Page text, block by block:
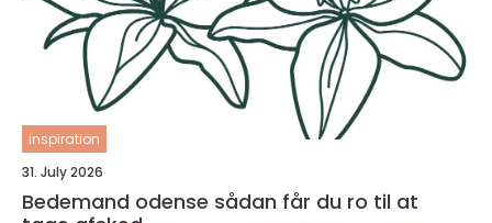
inspiration
31. July 2026
Bedemand odense sådan får du ro til at